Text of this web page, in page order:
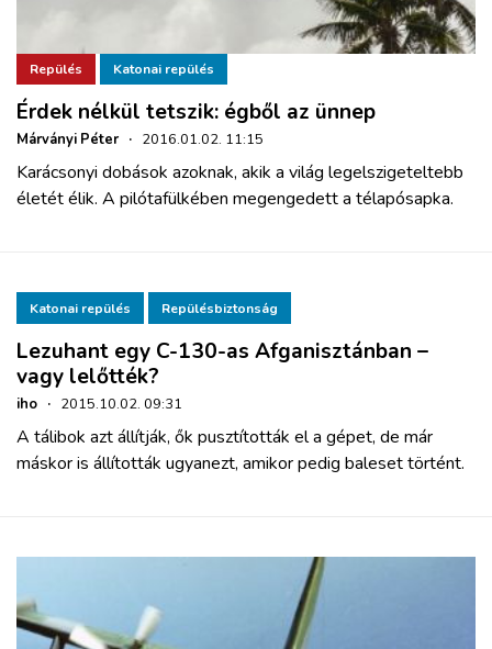
Repülés Katonai repülés
Érdek nélkül tetszik: égből az ünnep
Márványi Péter · 2016.01.02. 11:15
Karácsonyi dobások azoknak, akik a világ legelszigeteltebb
életét élik. A pilótafülkében megengedett a télapósapka.
Katonai repülés Repülésbiztonság
Lezuhant egy C-130-as Afganisztánban –
vagy lelőtték?
iho · 2015.10.02. 09:31
A tálibok azt állítják, ők pusztították el a gépet, de már
máskor is állították ugyanezt, amikor pedig baleset történt.